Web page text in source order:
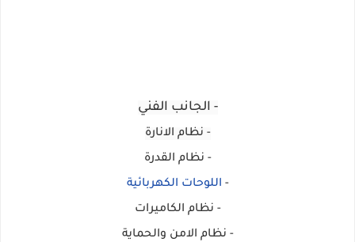
- الجانب الفني
- نظام الانارة
- نظام القدرة
- اللوحات الكهربائية
- نظام الكاميرات
- نظام الامن والحماية